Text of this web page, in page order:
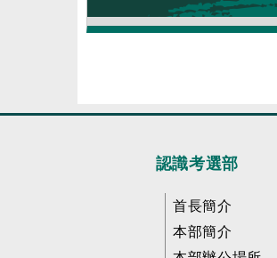
認識考選部
首長簡介
本部簡介